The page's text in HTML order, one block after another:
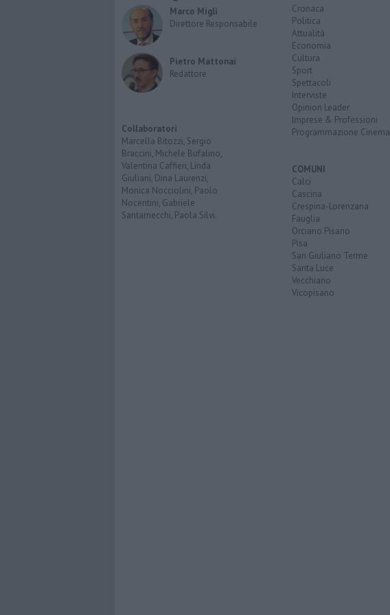
Marco Migli
Direttore Responsabile
Pietro Mattonai
Redattore
Collaboratori
Marcella Bitozzi, Sergio
Braccini, Michele Bufalino,
Valentina Caffieri, Linda
Giuliani, Dina Laurenzi,
Monica Nocciolini, Paolo
Nocentini, Gabriele
Santarnecchi, Paola Silvi.
Cronaca
Politica
Attualità
Economia
Cultura
Sport
Spettacoli
Interviste
Opinion Leader
Imprese & Professioni
Programmazione Cinema
COMUNI
Calci
Cascina
Crespina-Lorenzana
Fauglia
Orciano Pisano
Pisa
San Giuliano Terme
Santa Luce
Vecchiano
Vicopisano